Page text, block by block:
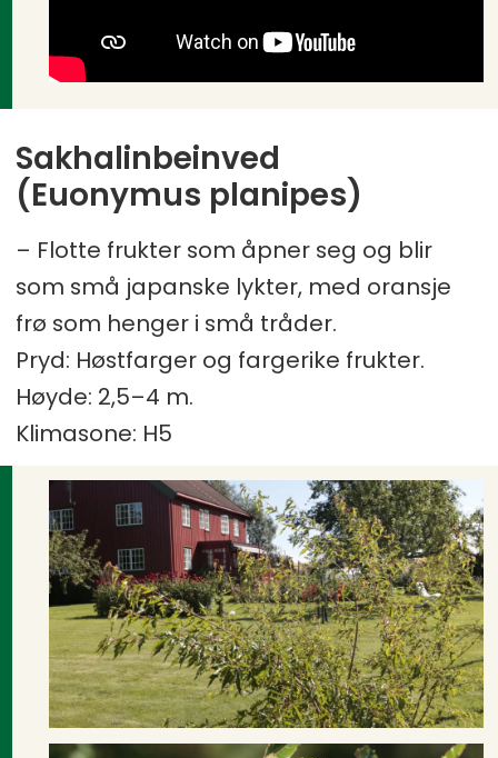
Sakhalinbeinved
(Euonymus planipes)
– Flotte frukter som åpner seg og blir
som små japanske lykter, med oransje
frø som henger i små tråder.
Pryd: Høstfarger og fargerike frukter.
Høyde: 2,5–4 m.
Klimasone: H5